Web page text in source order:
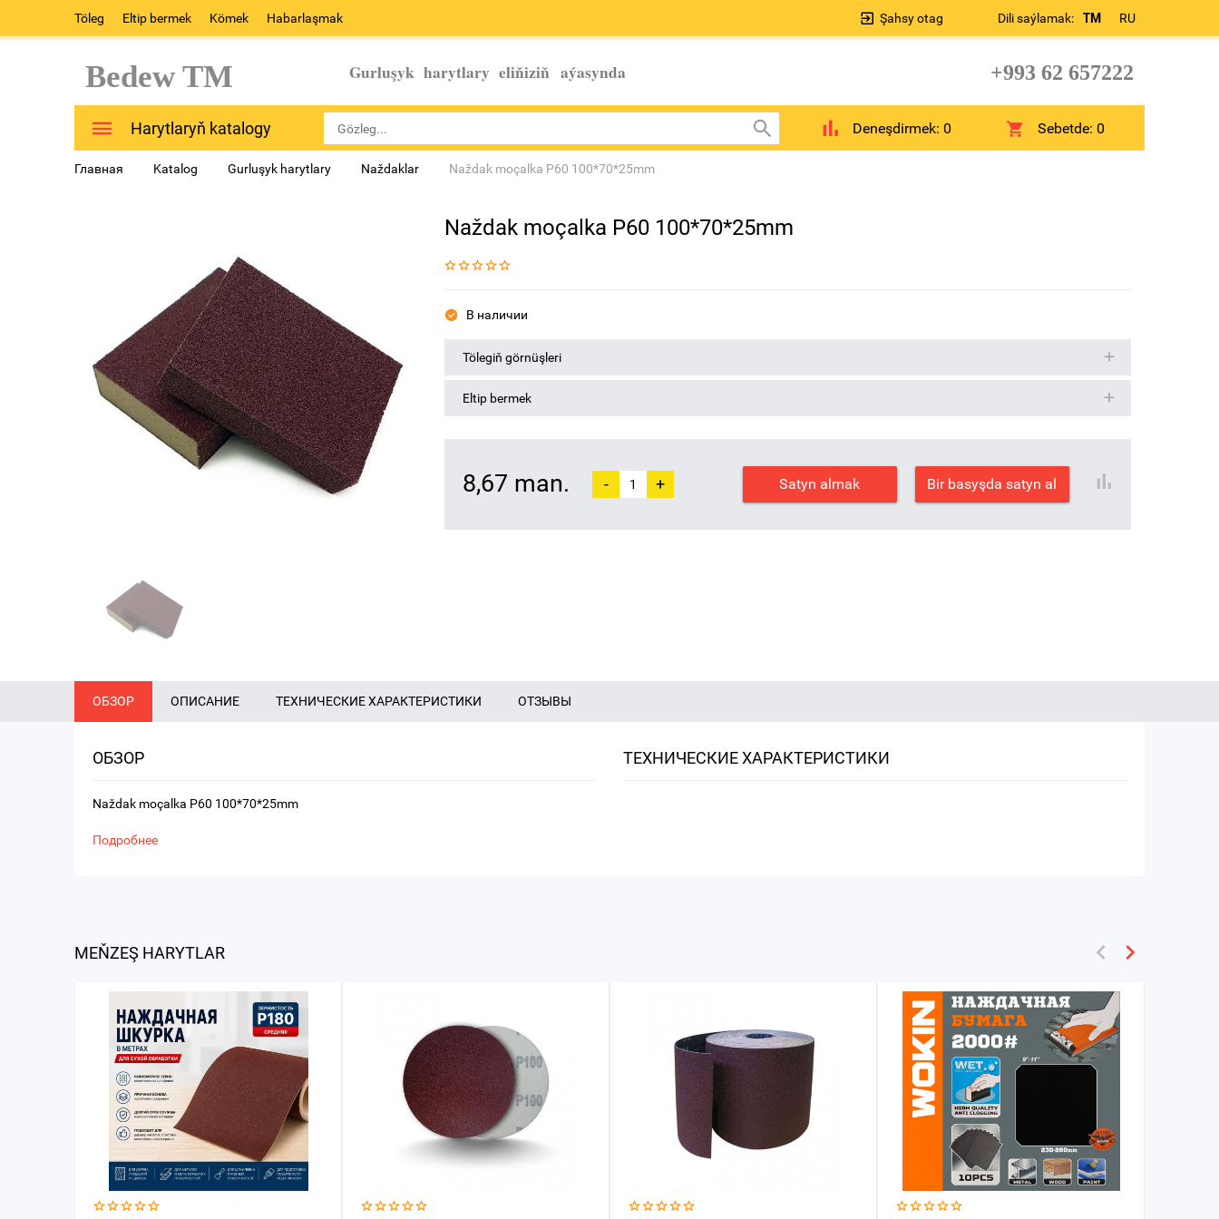
Töleg Eltip bermek Kömek Habarlaşmak Dili saýlamak: TM RU
Şahsy otag
Bedew TM Gurluşyk harytlary eliňiziň aýasynda +993 62 657222
Harytlaryň katalogy Deneşdirmek: 0 Sebetde:0
Главная Katalog Gurluşyk harytlary Naždaklar Naždak moçalka P60 100*70*25mm
Naždak moçalka P60 100*70*25mm
В наличии
Tölegiň görnüşleri
Eltip bermek
8,67 man. - + Satyn almak Bir basyşda satyn al
ОБЗОР ОПИСАНИЕ ТЕХНИЧЕСКИЕ ХАРАКТЕРИСТИКИ ОТЗЫВЫ
ОБЗОР
Naždak moçalka P60 100*70*25mm
Подробнее
ТЕХНИЧЕСКИЕ ХАРАКТЕРИСТИКИ
MEŇZEŞ HARYTLAR